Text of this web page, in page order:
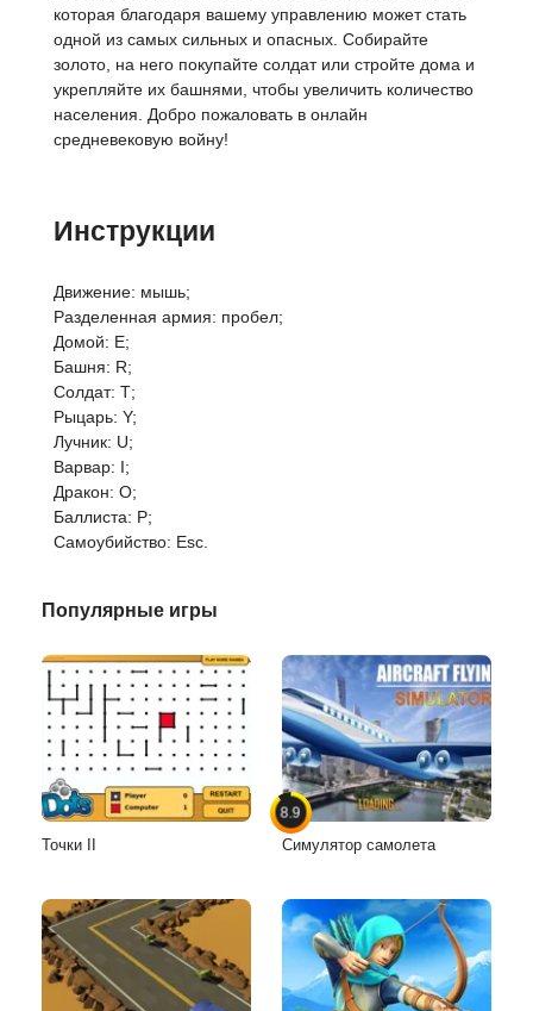
которая благодаря вашему управлению может стать
одной из самых сильных и опасных. Собирайте
золото, на него покупайте солдат или стройте дома и
укрепляйте их башнями, чтобы увеличить количество
населения. Добро пожаловать в онлайн
средневековую войну!
Инструкции
Движение: мышь;
Разделенная армия: пробел;
Домой: E;
Башня: R;
Солдат: Т;
Рыцарь: Y;
Лучник: U;
Варвар: I;
Дракон: O;
Баллиста: Р;
Самоубийство: Esc.
Популярные игры
Точки II
8.9
Симулятор самолета